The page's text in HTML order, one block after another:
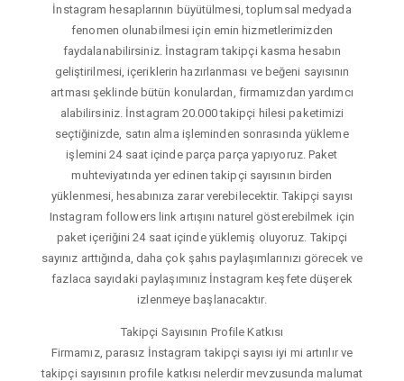
İnstagram hesaplarının büyütülmesi, toplumsal medyada
fenomen olunabilmesi için emin hizmetlerimizden
faydalanabilirsiniz. İnstagram takipçi kasma hesabın
geliştirilmesi, içeriklerin hazırlanması ve beğeni sayısının
artması şeklinde bütün konulardan, firmamızdan yardımcı
alabilirsiniz. İnstagram 20.000 takipçi hilesi paketimizi
seçtiğinizde, satın alma işleminden sonrasında yükleme
işlemini 24 saat içinde parça parça yapıyoruz. Paket
muhteviyatında yer edinen takipçi sayısının birden
yüklenmesi, hesabınıza zarar verebilecektir. Takipçi sayısı
Instagram followers link artışını naturel gösterebilmek için
paket içeriğini 24 saat içinde yüklemiş oluyoruz. Takipçi
sayınız arttığında, daha çok şahıs paylaşımlarınızı görecek ve
fazlaca sayıdaki paylaşımınız İnstagram keşfete düşerek
izlenmeye başlanacaktır.
Takipçi Sayısının Profile Katkısı
Firmamız, parasız İnstagram takipçi sayısı iyi mi artırılır ve
takipçi sayısının profile katkısı nelerdir mevzusunda malumat